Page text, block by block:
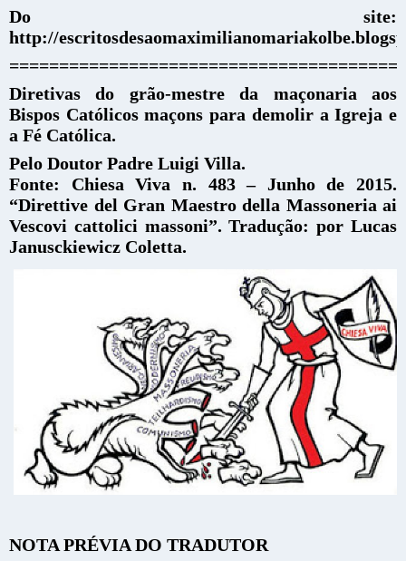
Do site:
http://
Diretivas do grão-mestre da maçonaria aos
Bispos Católicos maçons para demolir a Igreja e
a Fé Católica.
Pelo Doutor Padre Luigi Villa.
Fonte: Chiesa Viva n. 483 – Junho de 2015.
“Direttive del Gran Maestro della Massoneria ai
Vescovi cattolici massoni”. Tradução: por Lucas
Janusckiewicz Coletta.
NOTA PRÉVIA DO TRADUTOR